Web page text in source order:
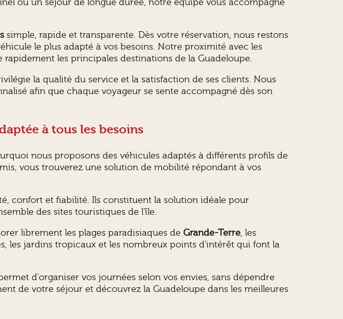
ou un séjour de longue durée, notre équipe vous accompagne
simple, rapide et transparente. Dès votre réservation, nous restons
le plus adapté à vos besoins. Notre proximité avec les
les principales destinations de la Guadeloupe.
la qualité du service et la satisfaction de ses clients. Nous
afin que chaque voyageur se sente accompagné dès son
à tous les besoins
nous proposons des véhicules adaptés à différents profils de
vous trouverez une solution de mobilité répondant à vos
confort et fiabilité. Ils constituent la solution idéale pour
des sites touristiques de l'île.
librement les plages paradisiaques de Grande-Terre, les
les jardins tropicaux et les nombreux points d'intérêt qui font la
d'organiser vos journées selon vos envies, sans dépendre
de votre séjour et découvrez la Guadeloupe dans les meilleures